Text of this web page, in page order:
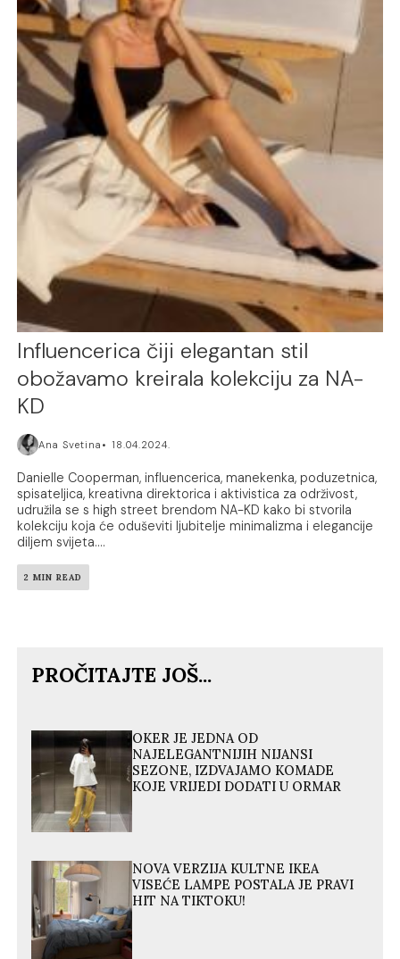
Influencerica čiji elegantan stil
obožavamo kreirala kolekciju za NA-
KD
Ana Svetina 18.04.2024.
Danielle Cooperman, influencerica, manekenka, poduzetnica,
spisateljica, kreativna direktorica i aktivistica za održivost,
udružila se s high street brendom NA-KD kako bi stvorila
kolekciju koja će oduševiti ljubitelje minimalizma i elegancije
diljem svijeta....
2 MIN READ
PROČITAJTE JOŠ...
OKER JE JEDNA OD
NAJELEGANTNIJIH NIJANSI
SEZONE, IZDVAJAMO KOMADE
KOJE VRIJEDI DODATI U ORMAR
NOVA VERZIJA KULTNE IKEA
VISEĆE LAMPE POSTALA JE PRAVI
HIT NA TIKTOKU!